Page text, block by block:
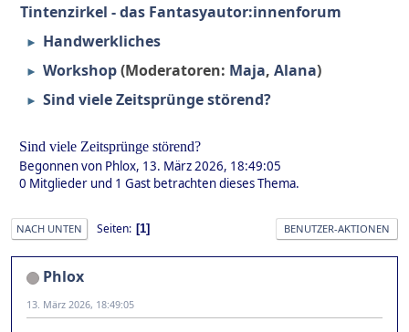
Tintenzirkel - das Fantasyautor:innenforum
► Handwerkliches
► Workshop(Moderatoren: Maja, Alana)
► Sind viele Zeitsprünge störend?
Sind viele Zeitsprünge störend?
Begonnen von Phlox, 13. März 2026, 18:49:05
0 Mitglieder und 1 Gast betrachten dieses Thema.
NACH UNTEN Seiten 1 BENUTZER-AKTIONEN
Phlox
13. März 2026, 18:49:05